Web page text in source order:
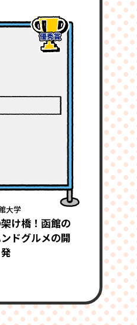
大学
け橋！函館の
ドグルメの開
発